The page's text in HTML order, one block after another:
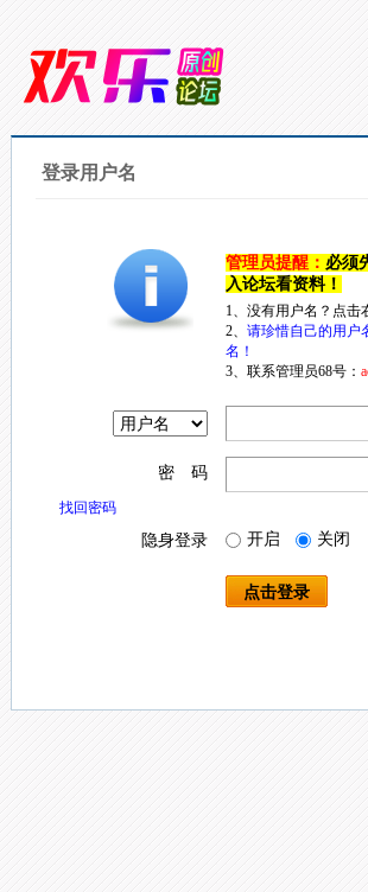
登录用户名
管理员提醒： 必须
入论坛看资料！
1、没有用户名？点
2、 请珍惜自己的用户
名！
3、联系管理员68号：
密 码
找回密码
隐身登录 开启 关闭
点击登录